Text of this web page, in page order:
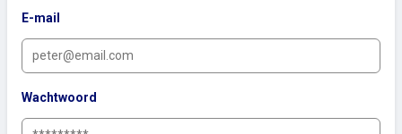
E-mail
Wachtwoord